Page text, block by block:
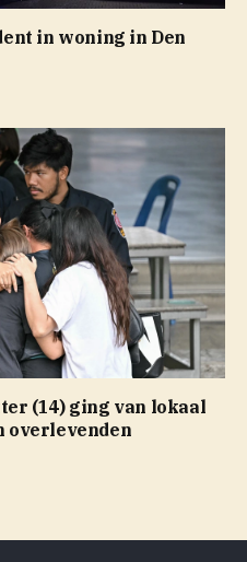
in woning in Den
(14) ging van lokaal
overlevenden